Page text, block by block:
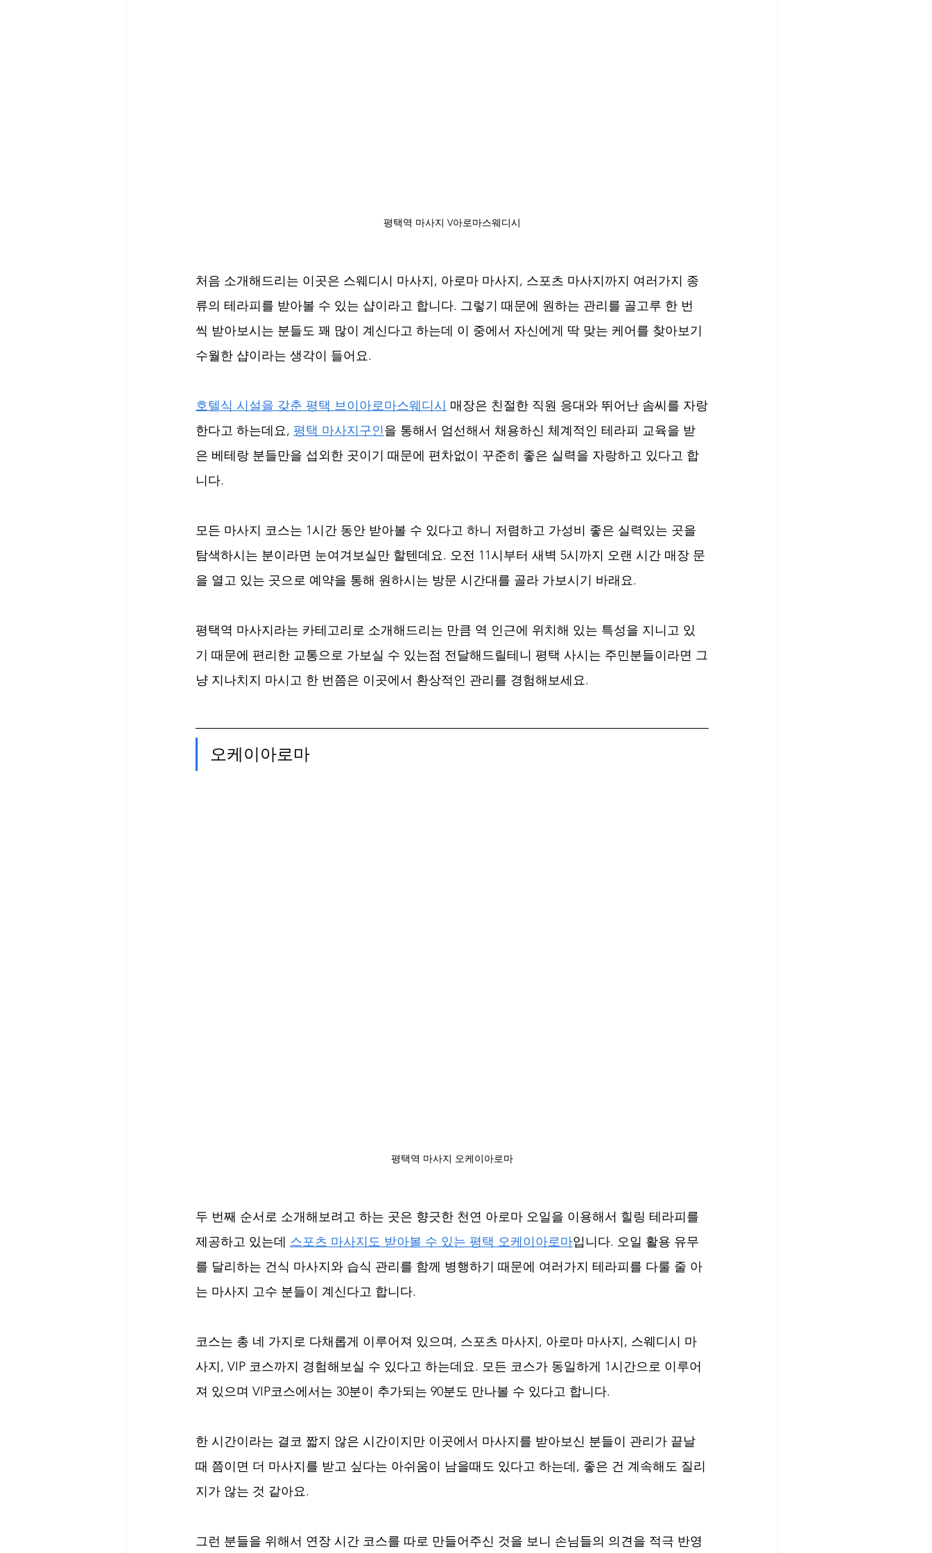
평택역 마사지 V아로마스웨디시
처음 소개해드리는 이곳은 스웨디시 마사지, 아로마 마사지, 스포츠 마사지까지 여러가지 종
류의 테라피를 받아볼 수 있는 샵이라고 합니다. 그렇기 때문에 원하는 관리를 골고루 한 번
씩 받아보시는 분들도 꽤 많이 계신다고 하는데 이 중에서 자신에게 딱 맞는 케어를 찾아보기
수월한 샵이라는 생각이 들어요.
호텔식 시설을 갖춘 평택 브이아로마스웨디시 매장은 친절한 직원 응대와 뛰어난 솜씨를 자랑
한다고 하는데요, 평택 마사지구인을 통해서 엄선해서 채용하신 체계적인 테라피 교육을 받
은 베테랑 분들만을 섭외한 곳이기 때문에 편차없이 꾸준히 좋은 실력을 자랑하고 있다고 합
니다.
모든 마사지 코스는 1시간 동안 받아볼 수 있다고 하니 저렴하고 가성비 좋은 실력있는 곳을
탐색하시는 분이라면 눈여겨보실만 할텐데요. 오전 11시부터 새벽 5시까지 오랜 시간 매장 문
을 열고 있는 곳으로 예약을 통해 원하시는 방문 시간대를 골라 가보시기 바래요.
평택역 마사지라는 카테고리로 소개해드리는 만큼 역 인근에 위치해 있는 특성을 지니고 있
기 때문에 편리한 교통으로 가보실 수 있는점 전달해드릴테니 평택 사시는 주민분들이라면 그
냥 지나치지 마시고 한 번쯤은 이곳에서 환상적인 관리를 경험해보세요.
오케이아로마
평택역 마사지 오케이아로마
두 번째 순서로 소개해보려고 하는 곳은 향긋한 천연 아로마 오일을 이용해서 힐링 테라피를
제공하고 있는데 스포츠 마사지도 받아볼 수 있는 평택 오케이아로마입니다. 오일 활용 유무
를 달리하는 건식 마사지와 습식 관리를 함께 병행하기 때문에 여러가지 테라피를 다룰 줄 아
는 마사지 고수 분들이 계신다고 합니다.
코스는 총 네 가지로 다채롭게 이루어져 있으며, 스포츠 마사지, 아로마 마사지, 스웨디시 마
사지, VIP 코스까지 경험해보실 수 있다고 하는데요. 모든 코스가 동일하게 1시간으로 이루어
져 있으며 VIP코스에서는 30분이 추가되는 90분도 만나볼 수 있다고 합니다.
한 시간이라는 결코 짧지 않은 시간이지만 이곳에서 마사지를 받아보신 분들이 관리가 끝날
때 쯤이면 더 마사지를 받고 싶다는 아쉬움이 남을때도 있다고 하는데, 좋은 건 계속해도 질리
지가 않는 것 같아요.
그런 분들을 위해서 연장 시간 코스를 따로 만들어주신 것을 보니 손님들의 의견을 적극 반영